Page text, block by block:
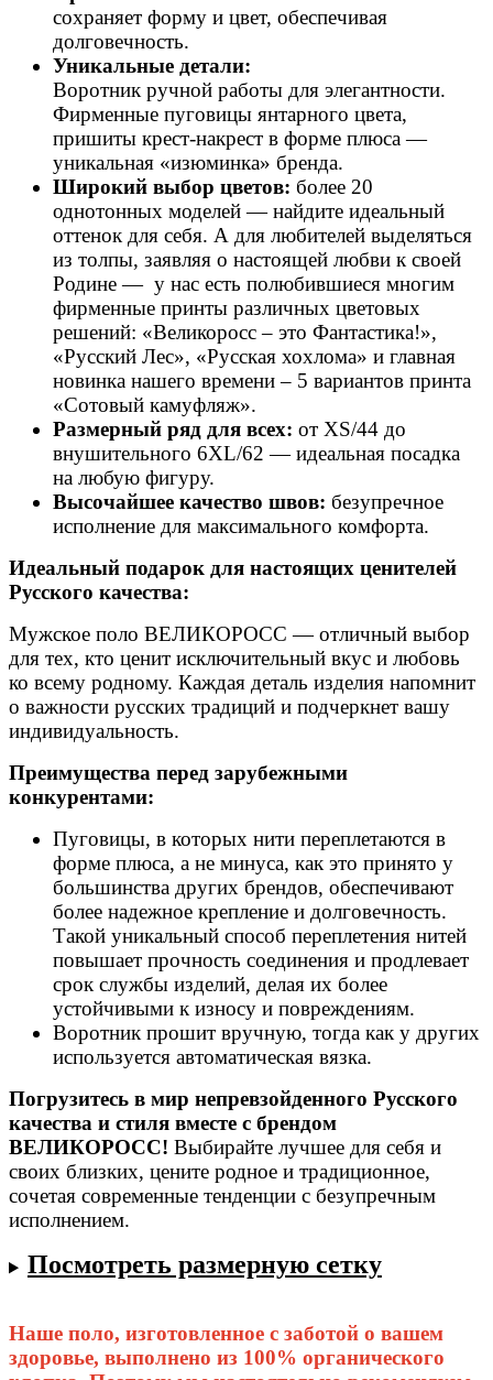
сохраняет форму и цвет, обеспечивая
долговечность.
Уникальные детали:
Воротник ручной работы для элегантности.
Фирменные пуговицы янтарного цвета,
пришиты крест-накрест в форме плюса —
уникальная «изюминка» бренда.
Широкий выбор цветов: более 20
однотонных моделей — найдите идеальный
оттенок для себя. А для любителей выделяться
из толпы, заявляя о настоящей любви к своей
Родине — у нас есть полюбившиеся многим
фирменные принты различных цветовых
решений: «Великоросс – это Фантастика!»,
«Русский Лес», «Русская хохлома» и главная
новинка нашего времени – 5 вариантов принта
«Сотовый камуфляж».
Размерный ряд для всех: от XS/44 до
внушительного 6XL/62 — идеальная посадка
на любую фигуру.
Высочайшее качество швов: безупречное
исполнение для максимального комфорта.
Идеальный подарок для настоящих ценителей
Русского качества:
Мужское поло ВЕЛИКОРОСС — отличный выбор
для тех, кто ценит исключительный вкус и любовь
ко всему родному. Каждая деталь изделия напомнит
о важности русских традиций и подчеркнет вашу
индивидуальность.
Преимущества перед зарубежными
конкурентами:
Пуговицы, в которых нити переплетаются в
форме плюса, а не минуса, как это принято у
большинства других брендов, обеспечивают
более надежное крепление и долговечность.
Такой уникальный способ переплетения нитей
повышает прочность соединения и продлевает
срок службы изделий, делая их более
устойчивыми к износу и повреждениям.
Воротник прошит вручную, тогда как у других
используется автоматическая вязка.
Погрузитесь в мир непревзойденного Русского
качества и стиля вместе с брендом
ВЕЛИКОРОСС! Выбирайте лучшее для себя и
своих близких, цените родное и традиционное,
сочетая современные тенденции с безупречным
исполнением.
Посмотреть размерную сетку
Наше поло, изготовленное с заботой о вашем
здоровье, выполнено из 100% органического